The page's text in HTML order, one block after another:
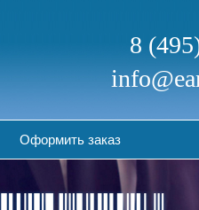
8
Оформить заказ